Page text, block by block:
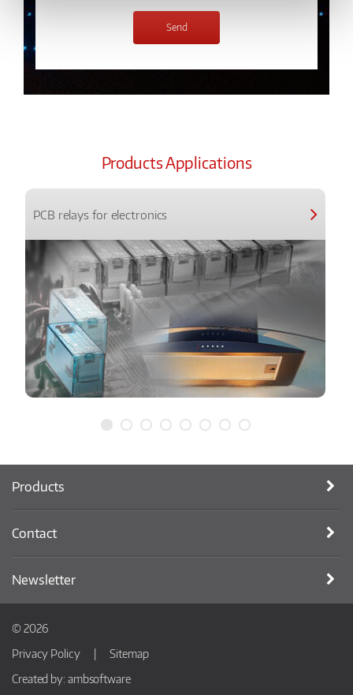
Products Applications
PCB relays for electronics
Products
Contact
Newsletter
© 2026
Privacy Policy
Sitemap
Created by: ambsoftware